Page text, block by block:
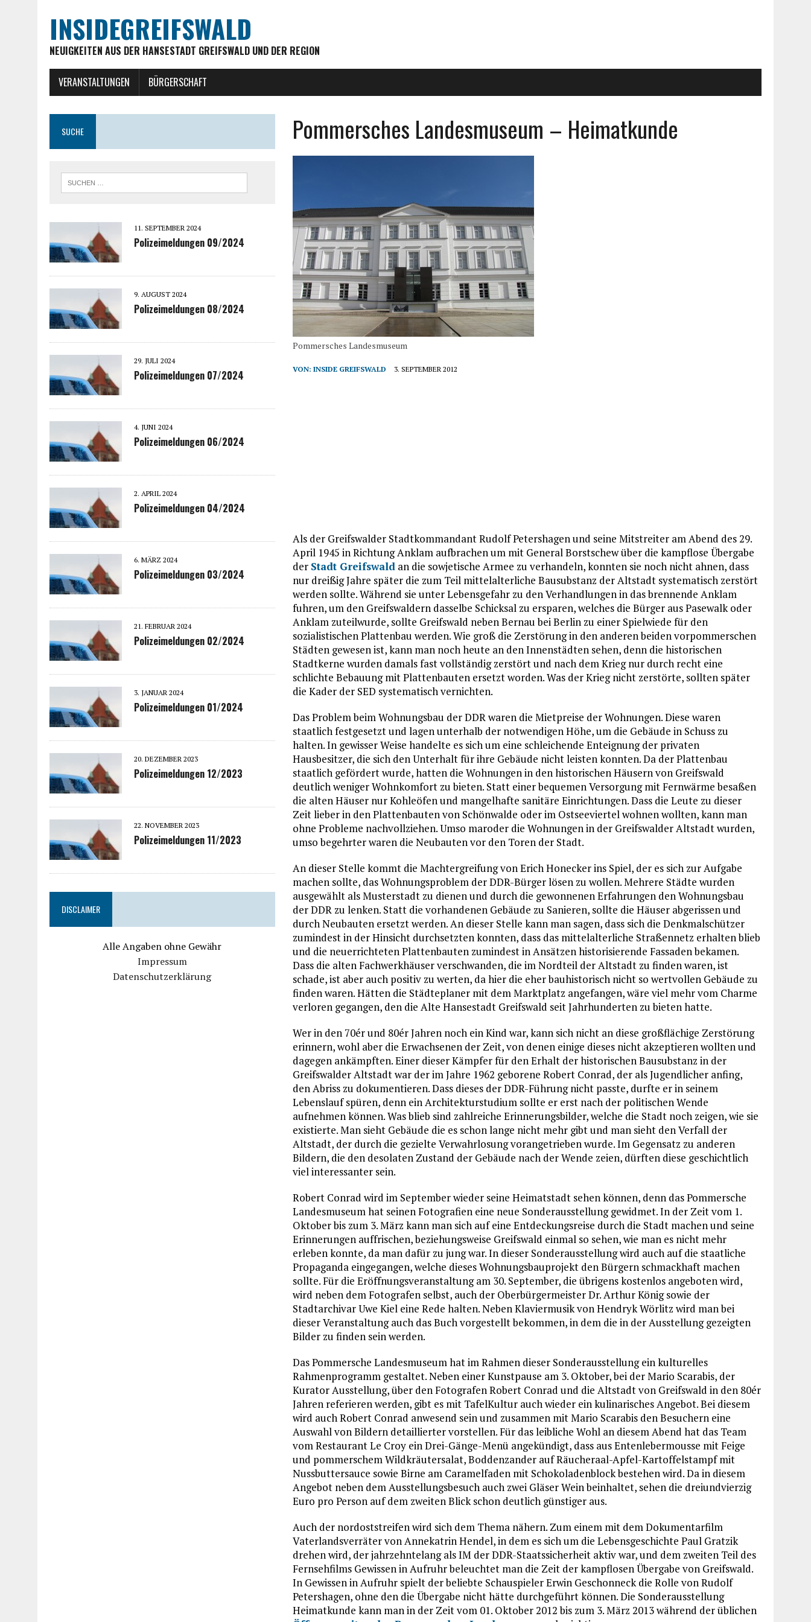
INSIDEGREIFSWALD
NEUIGKEITEN AUS DER HANSESTADT GREIFSWALD UND DER REGION
VERANSTALTUNGEN BÜRGERSCHAFT
Pommersches Landesmuseum – Heimatkunde
Pommersches Landesmuseum
VON:INSIDE GREIFSWALD 3. SEPTEMBER 2012
Als der Greifswalder Stadtkommandant Rudolf Petershagen und seine Mitstreiter am Abend des 29.
April 1945 in Richtung Anklam aufbrachen um mit General Borstschew über die kampflose Übergabe
der Stadt Greifswald an die sowjetische Armee zu verhandeln, konnten sie noch nicht ahnen, dass
nur dreißig Jahre später die zum Teil mittelalterliche Bausubstanz der Altstadt systematisch zerstört
werden sollte. Während sie unter Lebensgefahr zu den Verhandlungen in das brennende Anklam
fuhren, um den Greifswaldern dasselbe Schicksal zu ersparen, welches die Bürger aus Pasewalk oder
Anklam zuteilwurde, sollte Greifswald neben Bernau bei Berlin zu einer Spielwiede für den
sozialistischen Plattenbau werden. Wie groß die Zerstörung in den anderen beiden vorpommerschen
Städten gewesen ist, kann man noch heute an den Innenstädten sehen, denn die historischen
Stadtkerne wurden damals fast vollständig zerstört und nach dem Krieg nur durch recht eine
schlichte Bebauung mit Plattenbauten ersetzt worden. Was der Krieg nicht zerstörte, sollten später
die Kader der SED systematisch vernichten.
Das Problem beim Wohnungsbau der DDR waren die Mietpreise der Wohnungen. Diese waren
staatlich festgesetzt und lagen unterhalb der notwendigen Höhe, um die Gebäude in Schuss zu
halten. In gewisser Weise handelte es sich um eine schleichende Enteignung der privaten
Hausbesitzer, die sich den Unterhalt für ihre Gebäude nicht leisten konnten. Da der Plattenbau
staatlich gefördert wurde, hatten die Wohnungen in den historischen Häusern von Greifswald
deutlich weniger Wohnkomfort zu bieten. Statt einer bequemen Versorgung mit Fernwärme besaßen
die alten Häuser nur Kohleöfen und mangelhafte sanitäre Einrichtungen. Dass die Leute zu dieser
Zeit lieber in den Plattenbauten von Schönwalde oder im Ostseeviertel wohnen wollten, kann man
ohne Probleme nachvollziehen. Umso maroder die Wohnungen in der Greifswalder Altstadt wurden,
umso begehrter waren die Neubauten vor den Toren der Stadt.
An dieser Stelle kommt die Machtergreifung von Erich Honecker ins Spiel, der es sich zur Aufgabe
machen sollte, das Wohnungsproblem der DDR-Bürger lösen zu wollen. Mehrere Städte wurden
ausgewählt als Musterstadt zu dienen und durch die gewonnenen Erfahrungen den Wohnungsbau
der DDR zu lenken. Statt die vorhandenen Gebäude zu Sanieren, sollte die Häuser abgerissen und
durch Neubauten ersetzt werden. An dieser Stelle kann man sagen, dass sich die Denkmalschützer
zumindest in der Hinsicht durchsetzten konnten, dass das mittelalterliche Straßennetz erhalten blieb
und die neuerrichteten Plattenbauten zumindest in Ansätzen historisierende Fassaden bekamen.
Dass die alten Fachwerkhäuser verschwanden, die im Nordteil der Altstadt zu finden waren, ist
schade, ist aber auch positiv zu werten, da hier die eher bauhistorisch nicht so wertvollen Gebäude zu
finden waren. Hätten die Städteplaner mit dem Marktplatz angefangen, wäre viel mehr vom Charme
verloren gegangen, den die Alte Hansestadt Greifswald seit Jahrhunderten zu bieten hatte.
Wer in den 70ér und 80ér Jahren noch ein Kind war, kann sich nicht an diese großflächige Zerstörung
erinnern, wohl aber die Erwachsenen der Zeit, von denen einige dieses nicht akzeptieren wollten und
dagegen ankämpften. Einer dieser Kämpfer für den Erhalt der historischen Bausubstanz in der
Greifswalder Altstadt war der im Jahre 1962 geborene Robert Conrad, der als Jugendlicher anfing,
den Abriss zu dokumentieren. Dass dieses der DDR-Führung nicht passte, durfte er in seinem
Lebenslauf spüren, denn ein Architekturstudium sollte er erst nach der politischen Wende
aufnehmen können. Was blieb sind zahlreiche Erinnerungsbilder, welche die Stadt noch zeigen, wie sie
existierte. Man sieht Gebäude die es schon lange nicht mehr gibt und man sieht den Verfall der
Altstadt, der durch die gezielte Verwahrlosung vorangetrieben wurde. Im Gegensatz zu anderen
Bildern, die den desolaten Zustand der Gebäude nach der Wende zeien, dürften diese geschichtlich
viel interessanter sein.
Robert Conrad wird im September wieder seine Heimatstadt sehen können, denn das Pommersche
Landesmuseum hat seinen Fotografien eine neue Sonderausstellung gewidmet. In der Zeit vom 1.
Oktober bis zum 3. März kann man sich auf eine Entdeckungsreise durch die Stadt machen und seine
Erinnerungen auffrischen, beziehungsweise Greifswald einmal so sehen, wie man es nicht mehr
erleben konnte, da man dafür zu jung war. In dieser Sonderausstellung wird auch auf die staatliche
Propaganda eingegangen, welche dieses Wohnungsbauprojekt den Bürgern schmackhaft machen
sollte. Für die Eröffnungsveranstaltung am 30. September, die übrigens kostenlos angeboten wird,
wird neben dem Fotografen selbst, auch der Oberbürgermeister Dr. Arthur König sowie der
Stadtarchivar Uwe Kiel eine Rede halten. Neben Klaviermusik von Hendryk Wörlitz wird man bei
dieser Veranstaltung auch das Buch vorgestellt bekommen, in dem die in der Ausstellung gezeigten
Bilder zu finden sein werden.
Das Pommersche Landesmuseum hat im Rahmen dieser Sonderausstellung ein kulturelles
Rahmenprogramm gestaltet. Neben einer Kunstpause am 3. Oktober, bei der Mario Scarabis, der
Kurator Ausstellung, über den Fotografen Robert Conrad und die Altstadt von Greifswald in den 80ér
Jahren referieren werden, gibt es mit TafelKultur auch wieder ein kulinarisches Angebot. Bei diesem
wird auch Robert Conrad anwesend sein und zusammen mit Mario Scarabis den Besuchern eine
Auswahl von Bildern detaillierter vorstellen. Für das leibliche Wohl an diesem Abend hat das Team
vom Restaurant Le Croy ein Drei-Gänge-Menü angekündigt, dass aus Entenlebermousse mit Feige
und pommerschem Wildkräutersalat, Boddenzander auf Räucheraal-Apfel-Kartoffelstampf mit
Nussbuttersauce sowie Birne am Caramelfaden mit Schokoladenblock bestehen wird. Da in diesem
Angebot neben dem Ausstellungsbesuch auch zwei Gläser Wein beinhaltet, sehen die dreiundvierzig
Euro pro Person auf dem zweiten Blick schon deutlich günstiger aus.
Auch der nordoststreifen wird sich dem Thema nähern. Zum einem mit dem Dokumentarfilm
Vaterlandsverräter von Annekatrin Hendel, in dem es sich um die Lebensgeschichte Paul Gratzik
drehen wird, der jahrzehntelang als IM der DDR-Staatssicherheit aktiv war, und dem zweiten Teil des
Fernsehfilms Gewissen in Aufruhr beleuchtet man die Zeit der kampflosen Übergabe von Greifswald.
In Gewissen in Aufruhr spielt der beliebte Schauspieler Erwin Geschonneck die Rolle von Rudolf
Petershagen, ohne den die Übergabe nicht hätte durchgeführt können. Die Sonderausstellung
Heimatkunde kann man in der Zeit vom 01. Oktober 2012 bis zum 3. März 2013 während der üblichen
SUCHE
11. SEPTEMBER 2024
Polizeimeldungen 09/2024
9. AUGUST 2024
Polizeimeldungen 08/2024
29. JULI 2024
Polizeimeldungen 07/2024
4. JUNI 2024
Polizeimeldungen 06/2024
2. APRIL 2024
Polizeimeldungen 04/2024
6. MÄRZ 2024
Polizeimeldungen 03/2024
21. FEBRUAR 2024
Polizeimeldungen 02/2024
3. JANUAR 2024
Polizeimeldungen 01/2024
20. DEZEMBER 2023
Polizeimeldungen 12/2023
22. NOVEMBER 2023
Polizeimeldungen 11/2023
DISCLAIMER
Alle Angaben ohne Gewähr
Impressum
Datenschutzerklärung